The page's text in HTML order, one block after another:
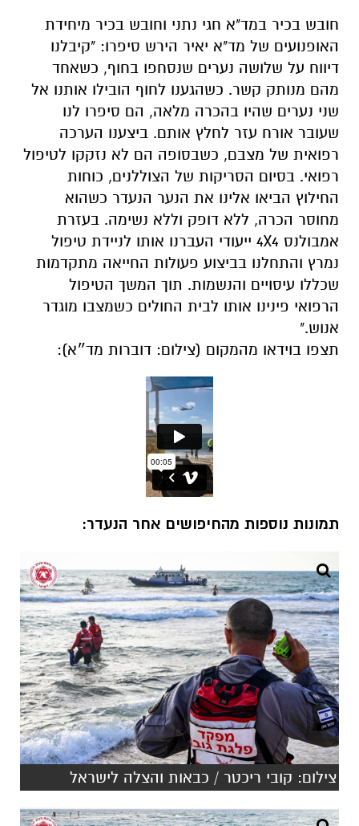
חובש בכיר במד"א חגי נתני וחובש בכיר מיחידת
האופנועים של מד"א יאיר הירש סיפרו: "קיבלנו
דיווח על שלושה נערים שנסחפו בחוף, כשאחד
מהם מנותק קשר. כשהגענו לחוף הובילו אותנו אל
שני נערים שהיו בהכרה מלאה, הם סיפרו לנו
שעובר אורח עזר לחלץ אותם. ביצענו הערכה
רפואית של מצבם, כשבסופה הם לא נזקקו לטיפול
רפואי. בסיום הסריקות של הצוללנים, כוחות
החילוץ הביאו אלינו את הנער הנעדר כשהוא
מחוסר הכרה, ללא דופק וללא נשימה. בעזרת
אמבולנס 4X4 ייעודי העברנו אותו לניידת טיפול
נמרץ והתחלנו בביצוע פעולות החייאה מתקדמות
שכללו עיסויים והנשמות. תוך המשך הטיפול
הרפואי פינינו אותו לבית החולים כשמצבו מוגדר
אנוש."
תצפו בוידאו מהמקום (צילום: דוברות מד״א):
תמונות נוספות מהחיפושים אחר הנעדר:
צילום: קובי ריכטר / כבאות והצלה לישראל